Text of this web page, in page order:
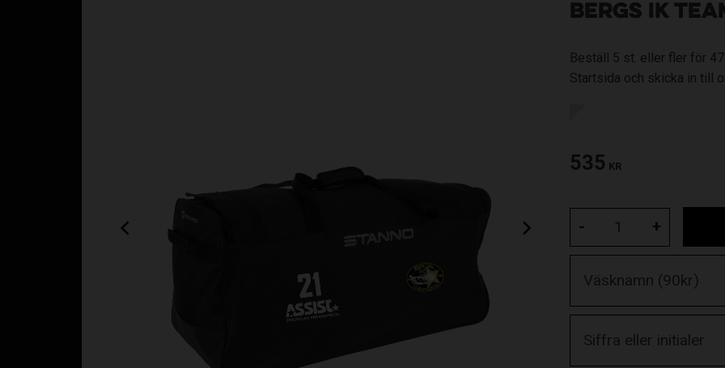
BERGS IK
Beställ 5 st. eller fler för
Startsida och skicka in till
535 KR
+
-